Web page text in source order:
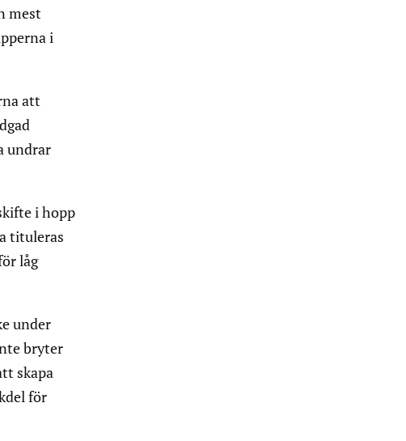
mest
i
att
undrar
i hopp
tituleras
låg
under
bryter
skapa
för